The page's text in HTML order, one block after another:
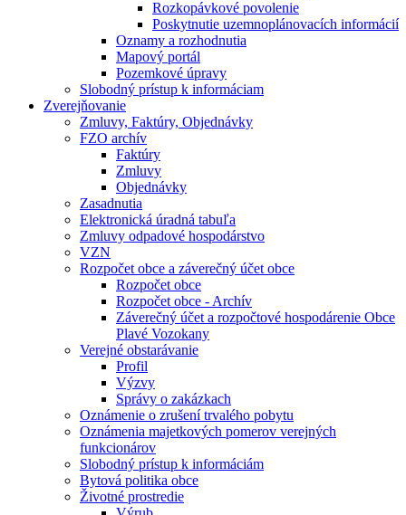
Rozkopávkové povolenie
Poskytnutie uzemnoplánovacích informácií
Oznamy a rozhodnutia
Mapový portál
Pozemkové úpravy
Slobodný prístup k informáciam
Zverejňovanie
Zmluvy, Faktúry, Objednávky
FZO archív
Faktúry
Zmluvy
Objednávky
Zasadnutia
Elektronická úradná tabuľa
Zmluvy odpadové hospodárstvo
VZN
Rozpočet obce a záverečný účet obce
Rozpočet obce
Rozpočet obce - Archív
Záverečný účet a rozpočtové hospodárenie Obce
Plavé Vozokany
Verejné obstarávanie
Profil
Výzvy
Správy o zakázkach
Oznámenie o zrušení trvalého pobytu
Oznámenia majetkových pomerov verejných
funkcionárov
Slobodný prístup k informáciám
Bytová politika obce
Životné prostredie